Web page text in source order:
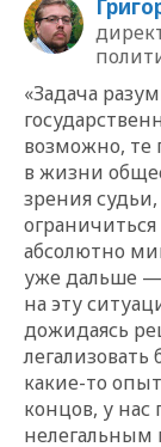
«Задача
возможно, те
в жизни
зрения
абсолютно
уже дальше
на эту
дожидаясь
какие-то
концов, у нас
нелегальным